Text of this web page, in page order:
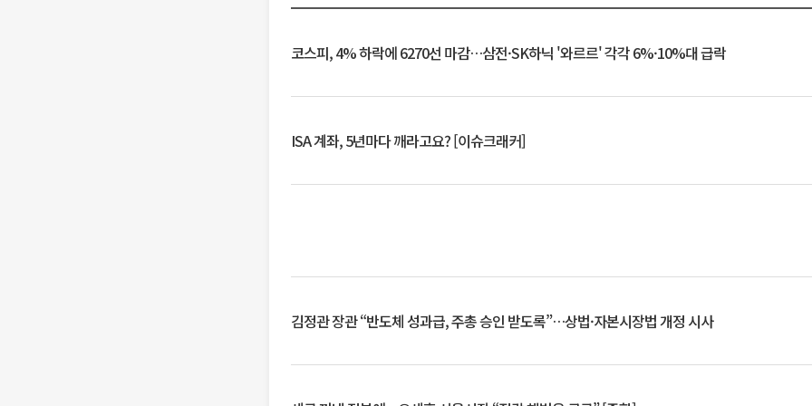
코스피, 4% 하락에 6270선 마감…삼전·SK하닉 '와르르' 각각 6%·10%대 급락
ISA 계좌, 5년마다 깨라고요? [이슈크래커]
김정관 장관 “반도체 성과급, 주총 승인 받도록”…상법·자본시장법 개정 시사